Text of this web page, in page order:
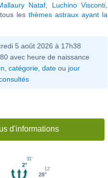
Nataf Luchino Visconti
tous les thèmes astraux ayant la
5 août 2026 à 17h38
avec heure de naissance
catégorie date ou jour
d'informations
28°
12'
2°
31'